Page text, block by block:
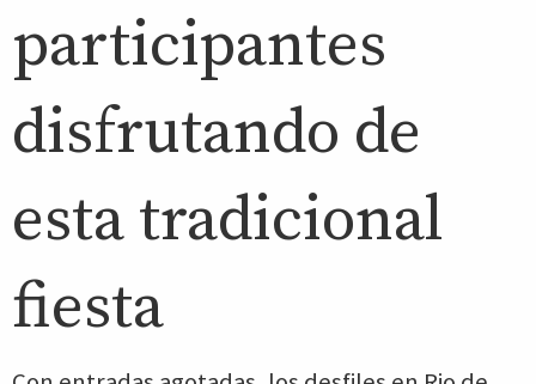
participantes
disfrutando de
esta tradicional
fiesta